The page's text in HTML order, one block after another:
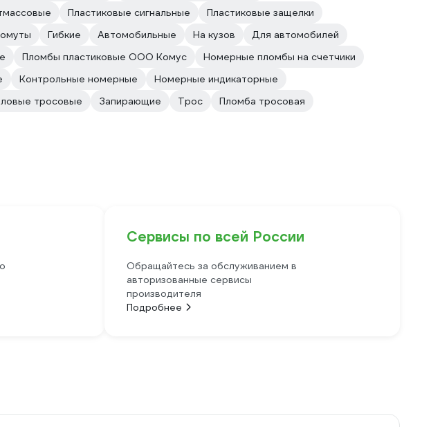
Пластиковые сигнальные
Пластиковые защелки
Гибкие Автомобильные На кузов
Для автомобилей
Пломбы пластиковые ООО Комус
Номерные пломбы на счетчики
Контрольные номерные
Номерные индикаторные
тросовые Запирающие Трос
Пломба тросовая
Сервисы по всей России
Обращайтесь за обслуживанием в
авторизованные сервисы
производителя
Подробнее